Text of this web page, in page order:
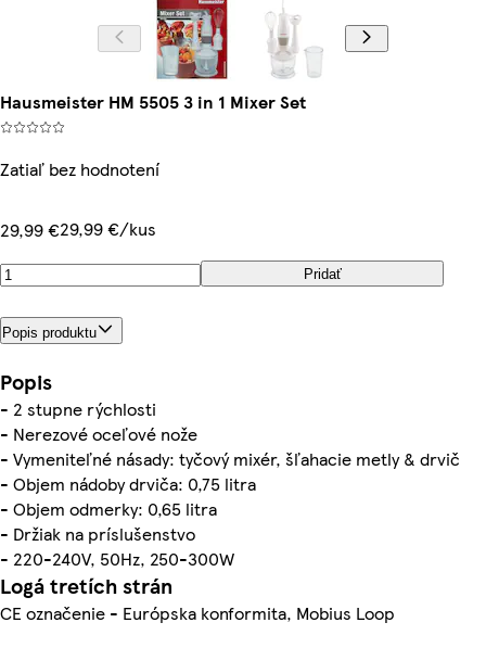
Hausmeister HM 5505 3 in 1 Mixer Set
Zatiaľ bez hodnotení
29,99 €29,99 €/kus
Pridať
Popis produktu
Popis
- 2 stupne rýchlosti
- Nerezové oceľové nože
- Vymeniteľné násady: tyčový mixér, šľahacie metly & drvič
- Objem nádoby drviča: 0,75 litra
- Objem odmerky: 0,65 litra
- Držiak na príslušenstvo
- 220-240V, 50Hz, 250-300W
Logá tretích strán
CE označenie - Európska konformita, Mobius Loop